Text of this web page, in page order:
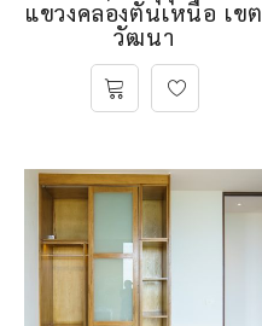
แขวงคลองตันเหนือ เขต
วัฒนา